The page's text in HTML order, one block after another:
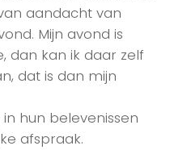
aandacht van
Mijn avond is
dan kan ik daar zelf
dat is dan mijn
hun belevenissen
afspraak.